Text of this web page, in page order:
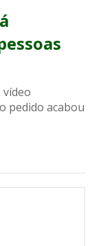
vídeo
pedido acabou